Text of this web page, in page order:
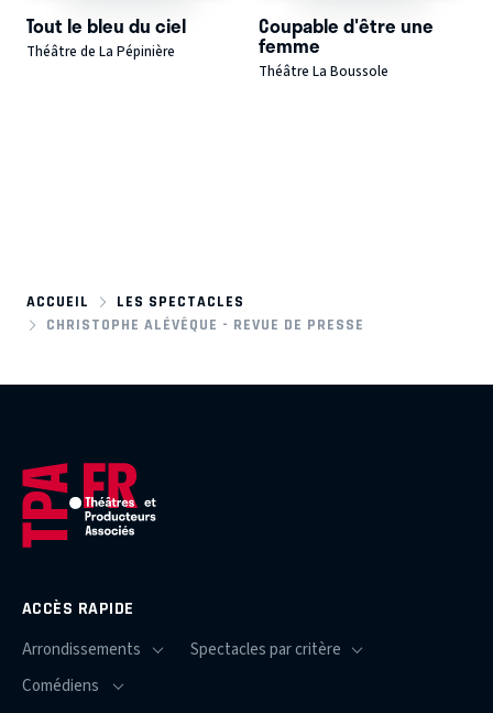
Tout le bleu du ciel
Théâtre de La Pépinière
Coupable d'être une
femme
Théâtre La Boussole
ACCUEIL
LES SPECTACLES
CHRISTOPHE ALÉVÊQUE - REVUE DE PRESSE
ACCÈS RAPIDE